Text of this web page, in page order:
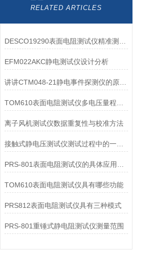
RELATED ARTICLES
EFM022AKC静电测试仪设计分析
讲讲CTM048-21静电事件探测仪的原理及组成装置
离子风机测试仪数据重复性与校准方法
接触式静电压测试仪测试过程中的一些注意事项
TOM610表面电阻测试仪具有哪些功能
PRS812表面电阻测试仪具有三种模式
PRS-801重锤式静电阻测试仪测量范围